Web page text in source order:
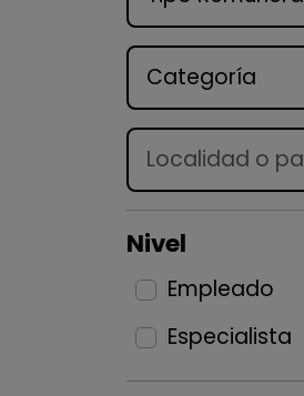
Categoría
Lugar
Nivel
Empleado
Especialista